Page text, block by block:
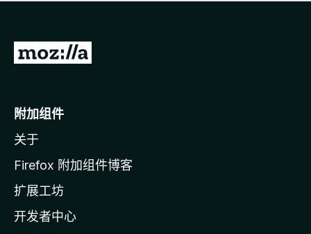
无
转
o
i
l
a
主
附加组件
关于
Firefox 附加组件博客
扩展工坊
开发者中心